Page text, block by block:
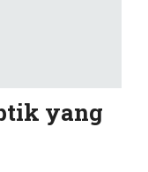
yang